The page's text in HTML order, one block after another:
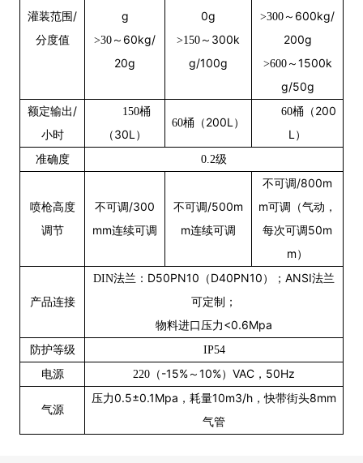
灌装范围/
分度值
g
>30 ～60kg/
20g
0g
>150 ～300k
g/100g
>300 ～600kg/
200g
>600～1500k
g/50g
额定输出/
小时
150桶
（30L）
60桶（200L）
60桶（200
L）
准确度
0.2级
喷枪高度
调节
不可调/300
mm连续可调
不可调/500m
m连续可调
不可调/800m
m可调（气动，
每次可调50m
m）
产品连接
DIN法兰：D50PN10（D40PN10）；ANSI法兰
可定制；
物料进口压力<0.6Mpa
防护等级
IP54
电源 220 （-15%～10%）VAC，50Hz
气源
压力0.5±0.1Mpa，耗量10m3/h，快带街头8mm
气管